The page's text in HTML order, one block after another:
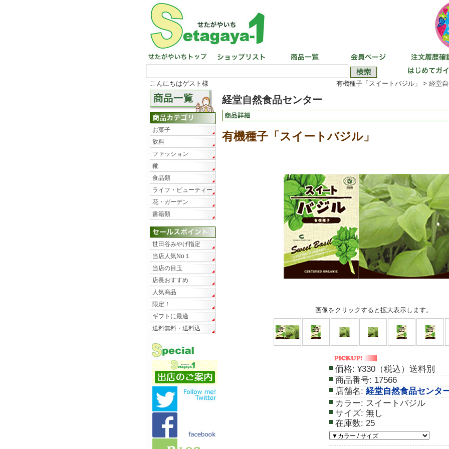
こんにちはゲスト様 有機種子「スイートバジル」 > 経堂
経堂自然食品センター
有機種子「スイートバジル」
画像をクリックすると拡大表示します。
価格: ¥330（税込）送料別
商品番号: 17566
店舗名: 経堂自然食品センタ
カラー: スイートバジル
サイズ: 無し
在庫数: 25
お菓子
飲料
ファッション
靴
食品類
ライフ・ビューティー
花・ガーデン
書籍類
世田谷みやげ指定
当店人気No１
当店の目玉
店長おすすめ
人気商品
限定！
ギフトに最適
送料無料・送料込